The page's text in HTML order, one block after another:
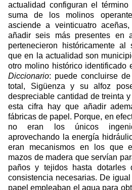
actualidad configuran el
suma de los molinos
asciende a veinticuatro
añadir seis más presentes en
pertenecieron históricamente
que en la actualidad son
otro molino histórico identificado
Diccionario: puede concluirse
total, Sigüenza y su alfoz
despreciable cantidad de treinta
esta cifra hay que añadir
fábricas de papel. Porque, en
no eran los únicos
aprovechando la energía
eran mecanismos en los que
mazos de madera que servían
paños y tejidos hasta dotarles
consistencia necesarias. De
papel empleaban el agua para